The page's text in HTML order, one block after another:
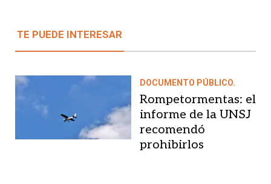
TE PUEDE INTERESAR
DOCUMENTO PÚBLICO.
Rompetormentas: el
informe de la UNSJ
recomendó
prohibirlos